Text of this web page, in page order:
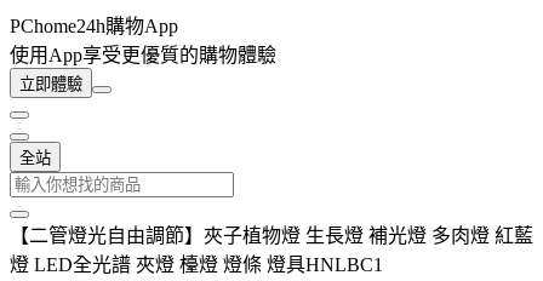
PChome24h購物App
使用App享受更優質的購物體驗
立即體驗
全站
【二管燈光自由調節】夾子植物燈 生長燈 補光燈 多肉燈 紅藍
燈 LED全光譜 夾燈 檯燈 燈條 燈具HNLBC1